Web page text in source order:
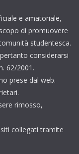
e amatoriale,
di promuovere
studentesca.
considerarsi
62/2001.
prese dal web.
rimosso,
collegati tramite